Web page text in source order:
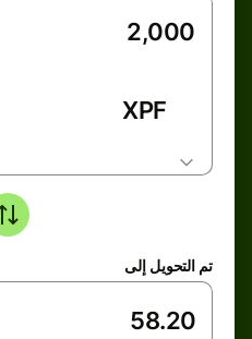
XPF
تم التحويل إلى